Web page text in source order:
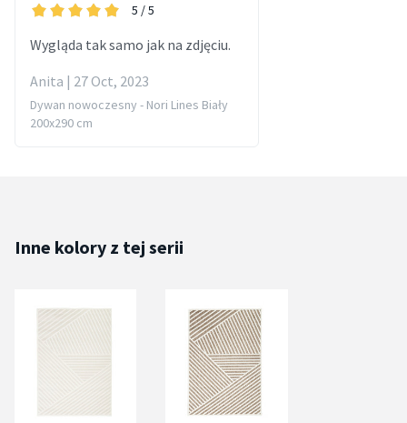
5 / 5
Wygląda tak samo jak na zdjęciu.
Anita | 27 Oct, 2023
Dywan nowoczesny - Nori Lines Biały
200x290 cm
Inne kolory z tej serii